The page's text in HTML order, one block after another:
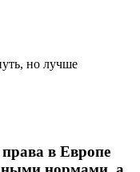
но лучше
в Европе